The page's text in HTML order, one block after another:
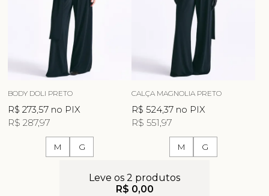
BODY DOLI PRETO
R$ 273,57 no PIX
R$ 287,97
M G
CALÇA MAGNOLIA PRETO
R$ 524,37 no PIX
R$ 551,97
M G
Leve os 2 produtos
R$ 0,00